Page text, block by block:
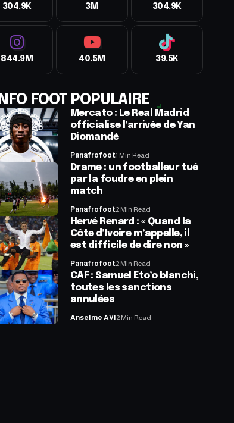
304.9K 3M 304.9K
844.9M 40.5M 39.5K
INFO FOOT POPULAIRE
Mercato : Le Real Madrid
officialise l’arrivée de Yan
Diomandé
Panafrofoot1 Min Read
Drame : un footballeur tué
par la foudre en plein
match
Panafrofoot2 Min Read
Hervé Renard : « Quand la
Côte d’Ivoire m’appelle, il
est difficile de dire non »
Panafrofoot2 Min Read
CAF : Samuel Eto’o blanchi,
toutes les sanctions
annulées
Anselme AVI 2 Min Read